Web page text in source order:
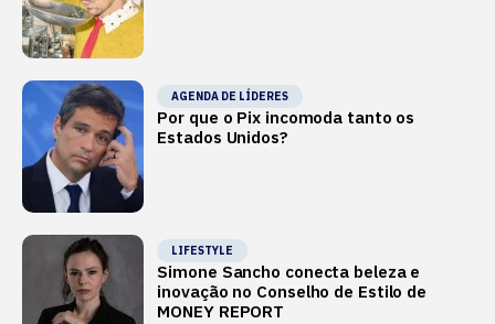
AGENDA DE LÍDERES
Por que o Pix incomoda tanto os
Estados Unidos?
LIFESTYLE
Simone Sancho conecta beleza e
inovação no Conselho de Estilo de
MONEY REPORT